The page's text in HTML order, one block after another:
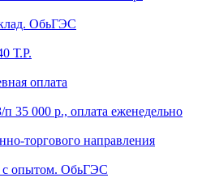
ОбьГЭС
Т.Р.
оплата
35 000 р., оплата еженедельно
торгового направления
с опытом. ОбьГЭС